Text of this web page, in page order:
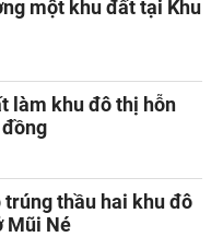
một khu đất tại Khu
làm khu đô thị hỗn
thầu hai khu đô
Mũi Né